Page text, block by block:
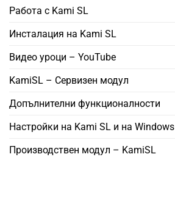
Работа с Kami SL
Инсталация на Kami SL
Видео уроци – YouTube
KamiSL – Сервизен модул
Допълнителни функционалности
Настройки на Kami SL и на Windows
Производствен модул – KamiSL